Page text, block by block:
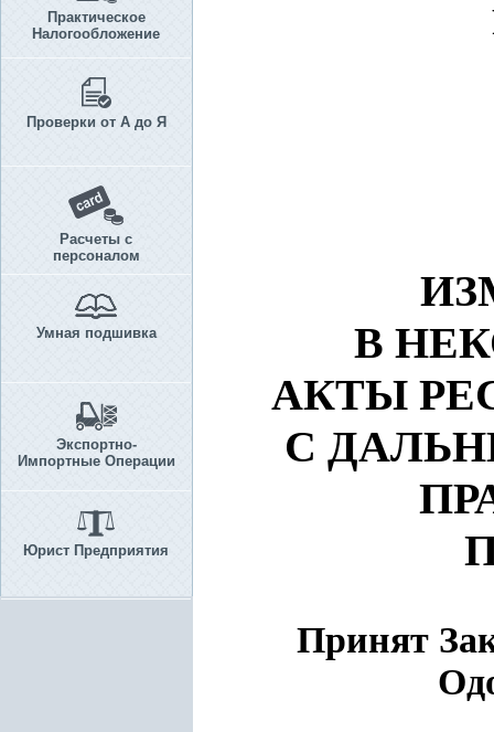
Практическое
Налогообложение
Проверки от А до Я
Расчеты с
персоналом
Умная подшивка
Экспортно-
Импортные Операции
Юрист Предприятия
В
АКТЫ
С
Принят